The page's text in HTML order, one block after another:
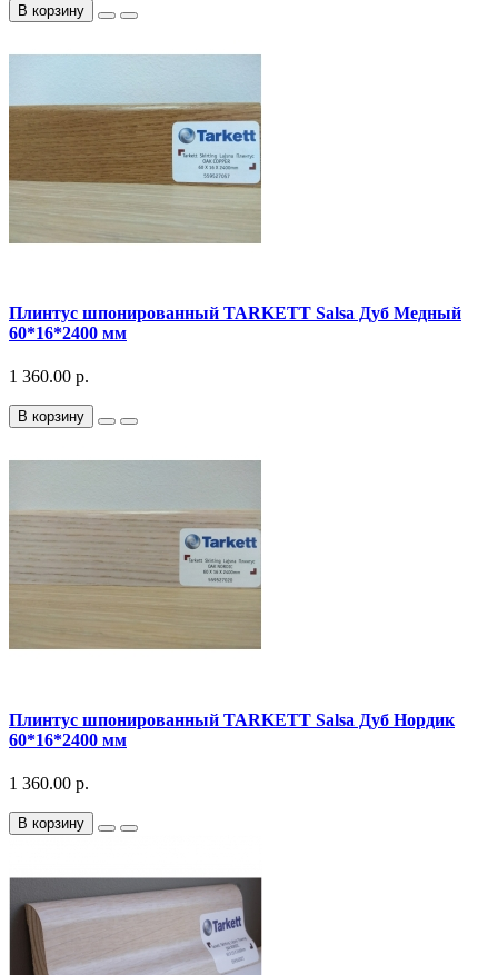
В корзину
Плинтус шпонированный TARKETT Salsa Дуб Медный
60*16*2400 мм
1 360.00 р.
В корзину
Плинтус шпонированный TARKETT Salsa Дуб Нордик
60*16*2400 мм
1 360.00 р.
В корзину